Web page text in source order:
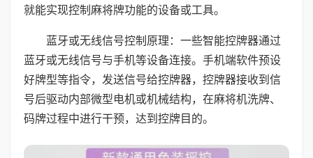
就能实现控制麻将牌功能的设备或工具。
蓝牙或无线信号控制原理：一些智能控牌器通过
蓝牙或无线信号与手机等设备连接。手机端软件预设
好牌型等指令，发送信号给控牌器，控牌器接收到信
号后驱动内部微型电机或机械结构，在麻将机洗牌、
码牌过程中进行干预，达到控牌目的。